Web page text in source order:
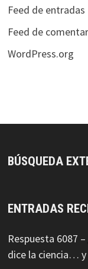
Feed de entradas
Feed de
WordPress.org
BÚSQUEDA
ENTRADAS
Respuesta 6087
dice la ciencia… y